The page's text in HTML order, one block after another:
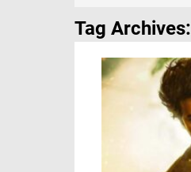
Tag Archives: